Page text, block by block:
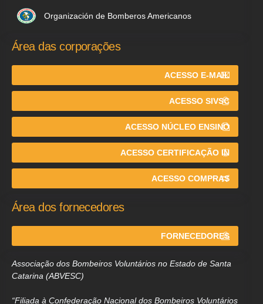
Organización de Bomberos Americanos
Área das corporações
ACESSO E-MAIL
ACESSO SIVSC
ACESSO NÚCLEO ENSINO
ACESSO CERTIFICAÇÃO IN
ACESSO COMPRAS
Área dos fornecedores
FORNECEDORES
Associação dos Bombeiros Voluntários no Estado de Santa
Catarina (ABVESC)
“Filiada à Confederação Nacional dos Bombeiros Voluntários